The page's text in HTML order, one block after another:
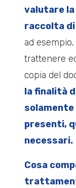
valutare
raccolta
ad
trattenere
copia del
la finalità
solamente
presenti,
necessari.
Cosa